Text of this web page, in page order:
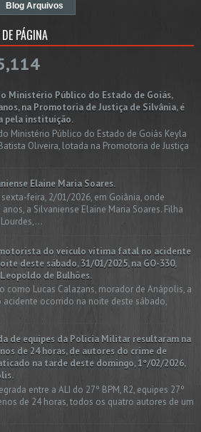
Blog Arquivos
PÁGINA
Ministério Público do Estado de Goiás,
na Promotoria de Justiça de Silvânia, é
pela instituição.
Ministério Público do Estado de Goiás Keyla
Oliveira, lotada na Promotoria de Justiça
Elaine Maria Soares.
feira, 2/01/2026, em Goiânia, onde
anos, a Silvaniense Elaine Maria Soares. Filha
do veículo vítima fatal no acidente
deste sábado, 31/01/2025, na GO-330,
de Bulhões.
como Lucas Calazans, morador de Anápolis, a
ocorrido na noite deste sábado,
de equipes da Policia Militar resultaram na
de 24 horas, de autores do crime de
na tarde deste domingo, 1º/02/2026,
entre a ALI do 27º BPM, R2, equipes 27º
de 24 horas, todos os quatro autores de um